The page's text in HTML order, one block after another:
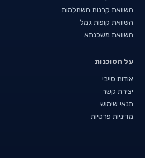
השוואת קרנות השתלמות
השוואת קופות גמל
השוואת משכנתא
על הסוכנות
אודות סייבי
יצירת קשר
תנאי שימוש
מדיניות פרטיות